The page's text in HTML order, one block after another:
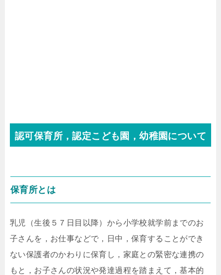
認可保育所，認定こども園，幼稚園について
保育所とは
乳児（生後５７日目以降）から小学校就学前までのお
子さんを，お仕事などで，日中，保育することができ
ない保護者のかわりに保育し，家庭との緊密な連携の
もと，お子さんの状況や発達過程を踏まえて，基本的